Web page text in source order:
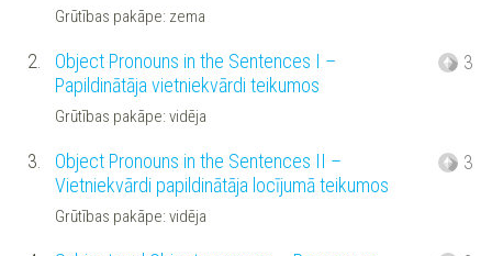
Grūtības pakāpe: zema
2.
Object Pronouns in the Sentences I –
Papildinātāja vietniekvārdi teikumos
Grūtības pakāpe: vidēja
3
3.
Object Pronouns in the Sentences II –
Vietniekvārdi papildinātāja locījumā teikumos
Grūtības pakāpe: vidēja
3